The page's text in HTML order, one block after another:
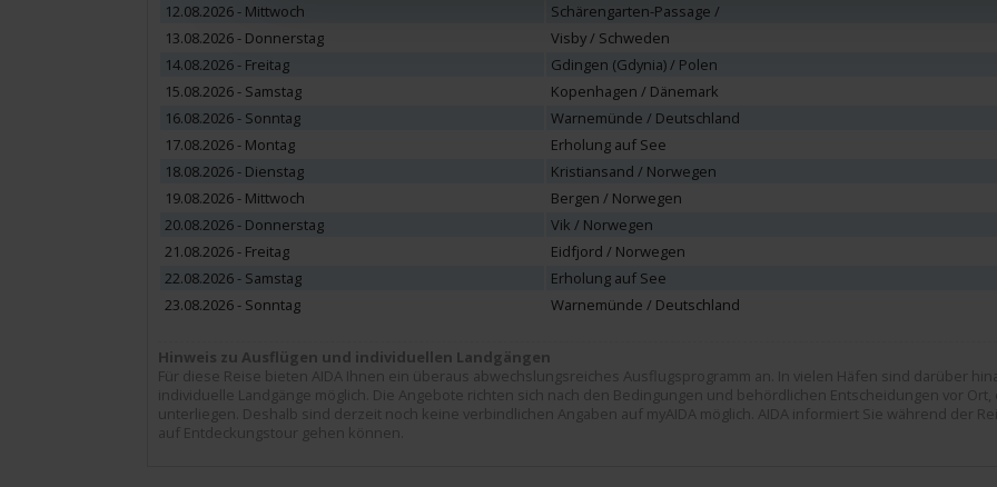
12.08.2026 - Mittwoch
Schärengarten-Passage /
13.08.2026 - Donnerstag
Visby / Schweden
14.08.2026 - Freitag
Gdingen (Gdynia) / Polen
15.08.2026 - Samstag
Kopenhagen / Dänemark
16.08.2026 - Sonntag
Warnemünde / Deutschland
17.08.2026 - Montag
Erholung auf See
18.08.2026 - Dienstag
Kristiansand / Norwegen
19.08.2026 - Mittwoch
Bergen / Norwegen
20.08.2026 - Donnerstag
Vik / Norwegen
21.08.2026 - Freitag
Eidfjord / Norwegen
22.08.2026 - Samstag
Erholung auf See
23.08.2026 - Sonntag
Warnemünde / Deutschland
Hinweis zu Ausflügen und individuellen Landgängen
Für diese Reise bieten AIDA Ihnen ein überaus abwechslungsreiches Ausflugsprogramm an. In vielen Häfen sind darüber
individuelle Landgänge möglich. Die Angebote richten sich nach den Bedingungen und behördlichen Entscheidungen vor
unterliegen. Deshalb sind derzeit noch keine verbindlichen Angaben auf myAIDA möglich. AIDA informiert Sie während der
auf Entdeckungstour gehen können.